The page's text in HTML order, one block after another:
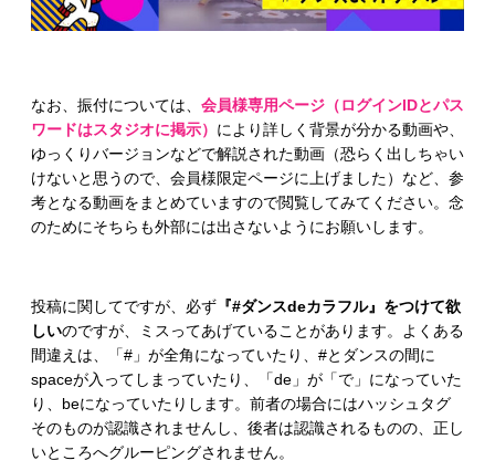
なお、振付については、 会員様専用ページ（ログインIDとパス
ワードはスタジオに掲示） により詳しく背景が分かる動画や、
ゆっくりバージョンなどで解説された動画（恐らく出しちゃい
けないと思うので、会員様限定ページに上げました）など、参
考となる動画をまとめていますので閲覧してみてください。念
のためにそちらも外部には出さないようにお願いします。
投稿に関してですが、必ず 『#ダンスdeカラフル』をつけて欲
しいのですが、ミスってあげていることがあります。よくある
間違えは、「#」が全角になっていたり、#とダンスの間に
spaceが入ってしまっていたり、「de」が「で」になっていた
り、beになっていたりします。前者の場合にはハッシュタグ
そのものが認識されませんし、後者は認識されるものの、正し
いところへグルーピングされません。